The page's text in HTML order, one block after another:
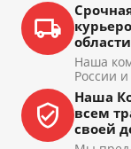
области
Наша
России
Наша
всем
своей